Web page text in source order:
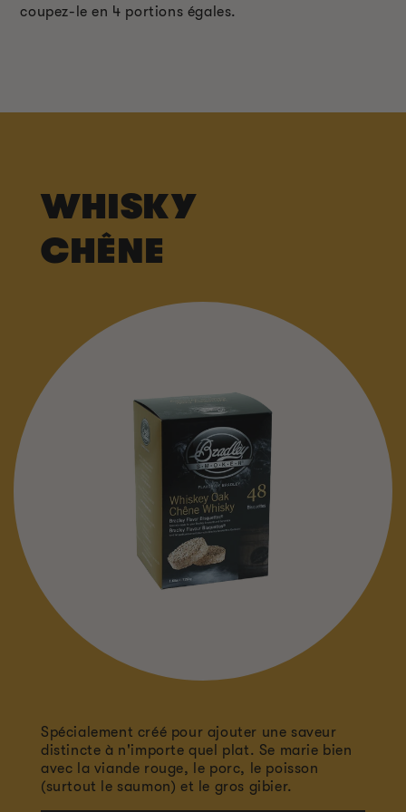
coupez-le en 4 portions égales.
WHISKY
CHÊNE
Spécialement créé pour ajouter une saveur
distincte à n'importe quel plat. Se marie bien
avec la viande rouge, le porc, le poisson
(surtout le saumon) et le gros gibier.